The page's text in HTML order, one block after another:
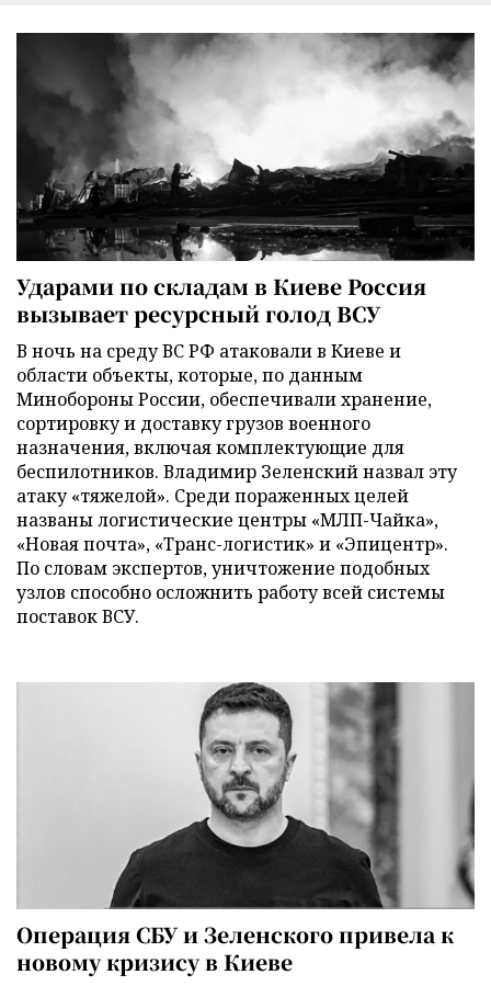
Ударами по складам в Киеве Россия
вызывает ресурсный голод ВСУ
В ночь на среду ВС РФ атаковали в Киеве и
области объекты, которые, по данным
Минобороны России, обеспечивали хранение,
сортировку и доставку грузов военного
назначения, включая комплектующие для
беспилотников. Владимир Зеленский назвал эту
атаку «тяжелой». Среди пораженных целей
названы логистические центры «МЛП-Чайка»,
«Новая почта», «Транс-логистик» и «Эпицентр».
По словам экспертов, уничтожение подобных
узлов способно осложнить работу всей системы
поставок ВСУ.
Операция СБУ и Зеленского привела к
новому кризису в Киеве